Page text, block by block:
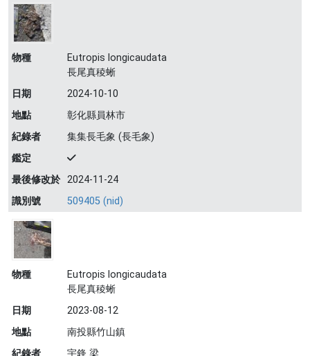
物種
Eutropis longicaudata
長尾真稜蜥
日期
2024-10-10
地點
彰化縣員林市
紀錄者
集集長毛象 (長毛象)
鑑定
最後修改於 2024-11-24
識別號
509405 (nid)
物種
Eutropis longicaudata
長尾真稜蜥
日期
2023-08-12
地點
南投縣竹山鎮
紀錄者
宇鋒 梁